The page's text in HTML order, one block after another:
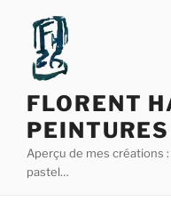
contenu
principal
FLORENT
PEINTURES
Aperçu de mes créations
pastel…